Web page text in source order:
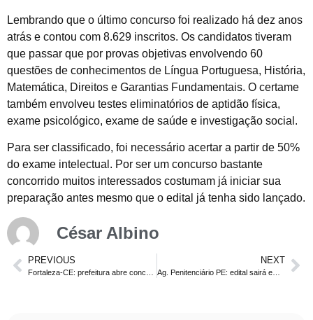
Lembrando que o último concurso foi realizado há dez anos
atrás e contou com 8.629 inscritos. Os candidatos tiveram
que passar que por provas objetivas envolvendo 60
questões de conhecimentos de Língua Portuguesa, História,
Matemática, Direitos e Garantias Fundamentais. O certame
também envolveu testes eliminatórios de aptidão física,
exame psicológico, exame de saúde e investigação social.
Para ser classificado, foi necessário acertar a partir de 50%
do exame intelectual. Por ser um concurso bastante
concorrido muitos interessados costumam já iniciar sua
preparação antes mesmo que o edital já tenha sido lançado.
César Albino
PREVIOUS NEXT
Ag. Penitenciário PE: edital sairá em breve! Confira.